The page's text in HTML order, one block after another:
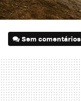
Sem comentários